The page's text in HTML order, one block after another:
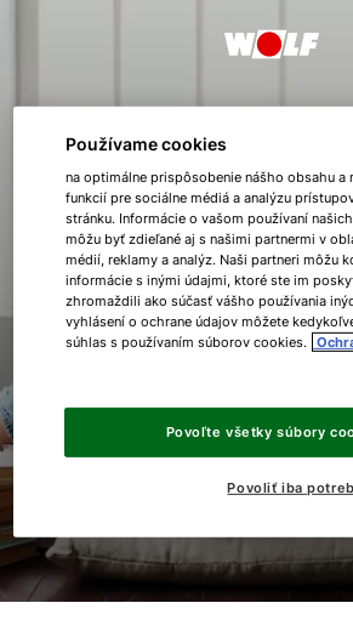
Ďakujeme za
Vaše zariadenie WOLF bolo úspešne
rámci predĺženej 5 ročnej záruky
Späť na hlavnú stránku
5 ročná záruka WOLF
Dobrý deň!
Kontaktný formulár
Nájdite si odborníka
Používame cookies
na optimálne prispôsobenie nášho obsahu a
funkcií pre sociálne médiá a analýzu
stránku. Informácie o vašom používaní
môžu byť zdieľané aj s našimi partnermi v
médií, reklamy a analýz. Naši partneri môžu
informácie s inými údajmi, ktoré ste im
zhromaždili ako súčasť vášho používania
vyhlásení o ochrane údajov môžete
súhlas s používaním súborov cookies.
Povoliť iba
Povoľte všetky súbory